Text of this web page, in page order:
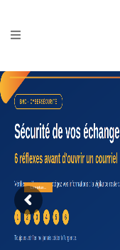
Lire plus...